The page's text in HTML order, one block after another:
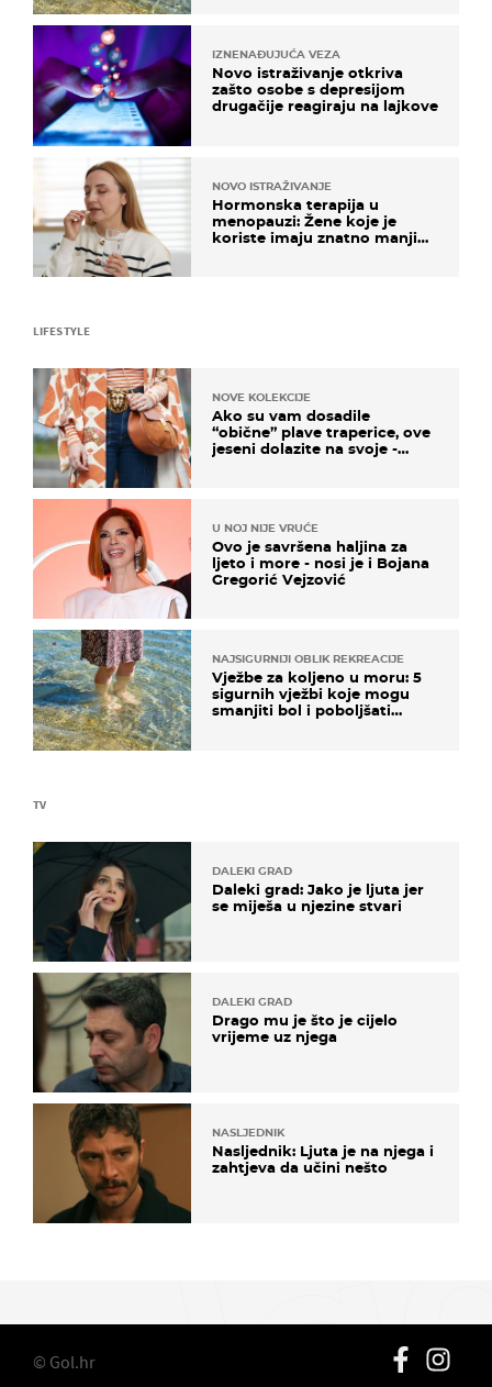
IZNENAĐUJUĆA VEZA
Novo istraživanje otkriva
zašto osobe s depresijom
drugačije reagiraju na lajkove
NOVO ISTRAŽIVANJE
Hormonska terapija u
menopauzi: Žene koje je
koriste imaju znatno manji
TV
DALEKI GRAD
Daleki grad: Jako je ljuta jer
se miješa u njezine stvari
DALEKI GRAD
Drago mu je što je cijelo
vrijeme uz njega
NASLJEDNIK
Nasljednik: Ljuta je na njega i
zahtjeva da učini nešto
LIFESTYLE
NOVE KOLEKCIJE
Ako su vam dosadile
“obične” plave traperice, ove
jeseni dolazite na svoje -
U NOJ NIJE VRUĆE
Ovo je savršena haljina za
ljeto i more - nosi je i Bojana
Gregorić Vejzović
NAJSIGURNIJI OBLIK REKREACIJE
Vježbe za koljeno u moru: 5
sigurnih vježbi koje mogu
smanjiti bol i poboljšati
© Gol.hr